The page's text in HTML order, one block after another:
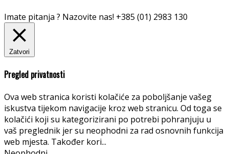
Imate pitanja ? Nazovite nas! +385 (01) 2983 130
Zatvori
Pregled privatnosti
Ova web stranica koristi kolačiće za poboljšanje vašeg
iskustva tijekom navigacije kroz web stranicu. Od toga se
kolačići koji su kategorizirani po potrebi pohranjuju u
vaš preglednik jer su neophodni za rad osnovnih funkcija
web mjesta. Također kori...